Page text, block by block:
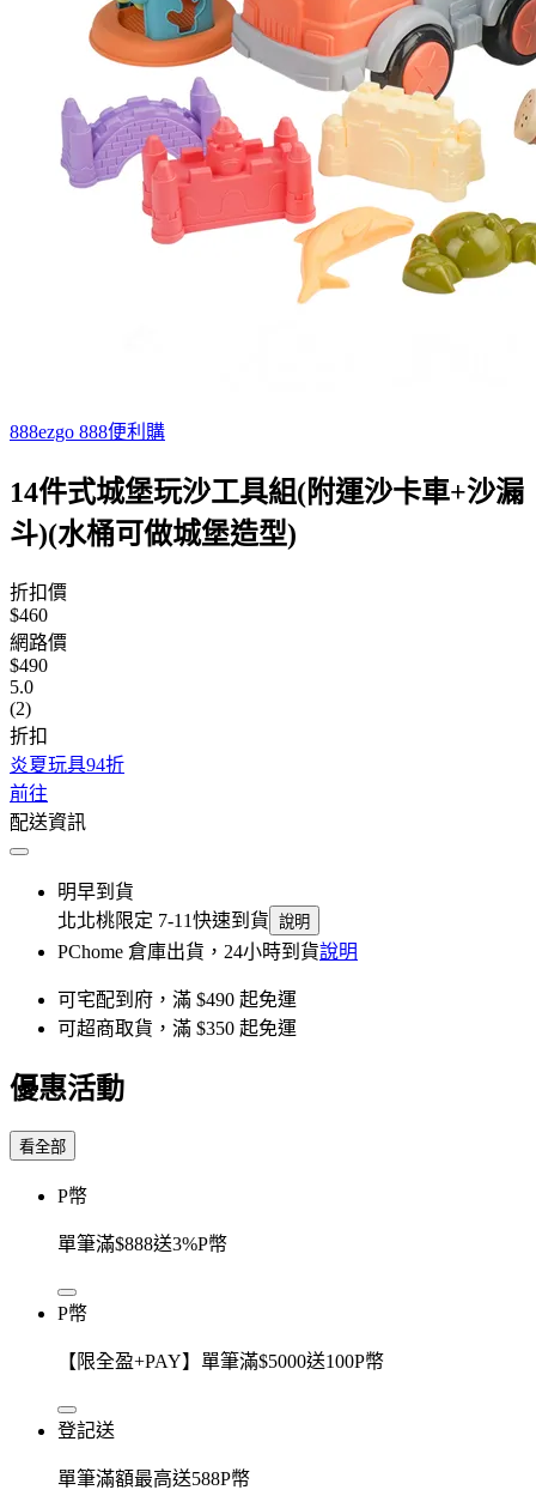
888ezgo 888便利購
14件式城堡玩沙工具組(附運沙卡車+沙漏
斗)(水桶可做城堡造型)
折扣價
$460
網路價
$490
5.0
(2)
折扣
炎夏玩具94折
前往
配送資訊
明早到貨
北北桃限定 7-11快速到貨 說明
PChome 倉庫出貨，24小時到貨說明
可宅配到府，滿 $490 起免運
可超商取貨，滿 $350 起免運
優惠活動
看全部
P幣
單筆滿$888送3%P幣
P幣
【限全盈+PAY】單筆滿$5000送100P幣
登記送
單筆滿額最高送588P幣